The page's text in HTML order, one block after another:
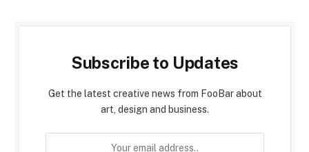
Subscribe to Updates
Get the latest creative news from FooBar about
art, design and business.